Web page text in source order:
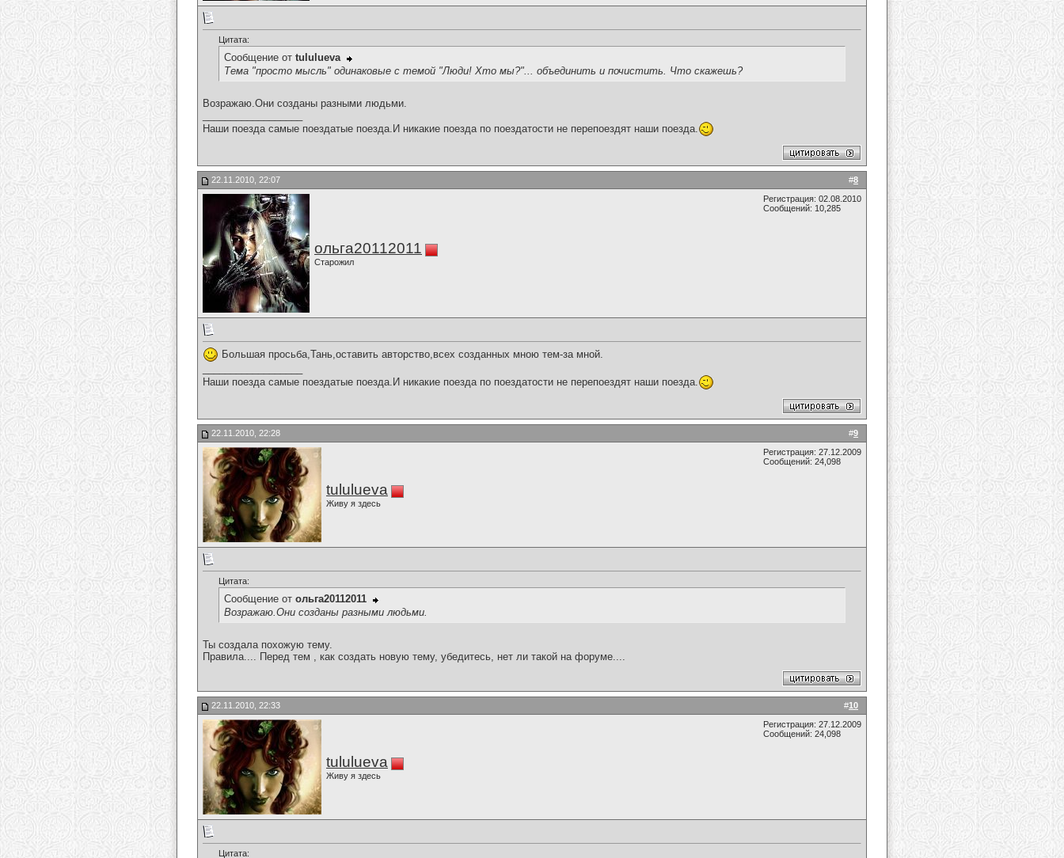
Цитата:
Сообщение от tululueva
Тема "просто мысль" одинаковые с темой "Люди! Хто мы?"... объединить и почистить. Что скажешь?
Возражаю.Они созданы разными людьми.
Наши поезда самые поездатые поезда.И никакие поезда по поездатости не перепоездят наши поезда.
#8
22.11.2010, 22:07
ольга20112011
Старожил
Регистрация: 02.08.2010
Сообщений: 10,285
Большая просьба,Тань,оставить авторство,всех созданных мною тем-за мной.
Наши поезда самые поездатые поезда.И никакие поезда по поездатости не перепоездят наши поезда.
#9
22.11.2010, 22:28
tululueva
Живу я здесь
Регистрация: 27.12.2009
Сообщений: 24,098
Цитата:
Сообщение от ольга20112011
Возражаю.Они созданы разными людьми.
Ты создала похожую тему.
Правила.... Перед тем , как создать новую тему, убедитесь, нет ли такой на форуме....
#10
22.11.2010, 22:33
tululueva
Живу я здесь
Регистрация: 27.12.2009
Сообщений: 24,098
Цитата: